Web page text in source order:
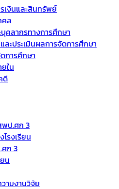
เงินและสินทรัพย์
คล
ลากรทางการศึกษา
ะประเมินผลการจัดการศึกษา
การศึกษา
ใน
ดี
พป.ศก 3
รงเรียน
ก 3
น
ามงานวิจัย